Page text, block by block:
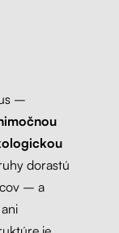
–
dorastú
– a